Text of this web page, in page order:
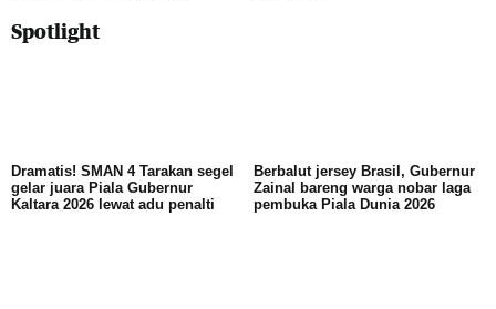
Spotlight
Dramatis! SMAN 4 Tarakan segel
gelar juara Piala Gubernur
Kaltara 2026 lewat adu penalti
Berbalut jersey Brasil, Gubernur
Zainal bareng warga nobar laga
pembuka Piala Dunia 2026